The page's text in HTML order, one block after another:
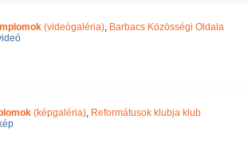
(videógaléria), Barbacs Közösségi Oldala
(képgaléria), Reformátusok klubja klub